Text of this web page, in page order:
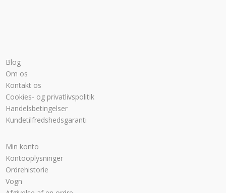
Blog
Om os
Kontakt os
Cookies- og privatlivspolitik
Handelsbetingelser
Kundetilfredshedsgaranti
Min konto
Kontooplysninger
Ordrehistorie
Vogn